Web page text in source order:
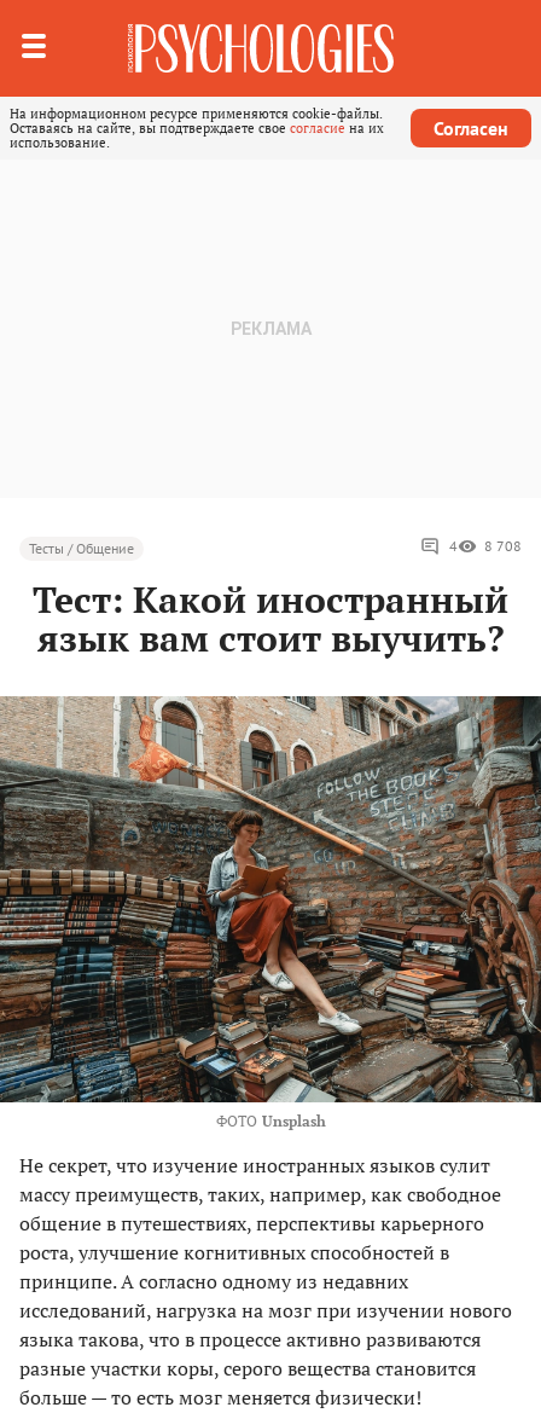
На информационном ресурсе применяются cookie-файлы.
Оставаясь на сайте, вы подтверждаете свое согласие на их
использование.
Согласен
Тесты / Общение 4 8 708
Тест: Какой иностранный
язык вам стоит выучить?
ФОТО Unsplash
Не секрет, что изучение иностранных языков сулит
массу преимуществ, таких, например, как свободное
общение в путешествиях, перспективы карьерного
роста, улучшение когнитивных способностей в
принципе. А согласно одному из недавних
исследований, нагрузка на мозг при изучении нового
языка такова, что в процессе активно развиваются
разные участки коры, серого вещества становится
больше — то есть мозг меняется физически!